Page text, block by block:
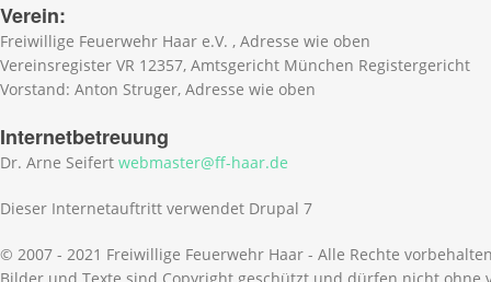
Verein:
Freiwillige Feuerwehr Haar e.V. , Adresse wie oben
Vereinsregister VR 12357, Amtsgericht München Registergericht
Vorstand: Anton Struger, Adresse wie oben
Internetbetreuung
Dr. Arne Seifert webmaster@ff-haar.de
Dieser Internetauftritt verwendet Drupal 7
© 2007 - 2021 Freiwillige Feuerwehr Haar - Alle Rechte